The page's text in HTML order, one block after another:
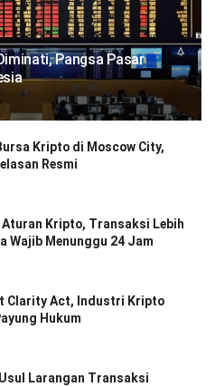
Pangsa Pasar
Kripto di Moscow City,
Resmi
Kripto, Transaksi Lebih
Wajib Menunggu 24 Jam
Clarity Act, Industri Kripto
Hukum
Larangan Transaksi